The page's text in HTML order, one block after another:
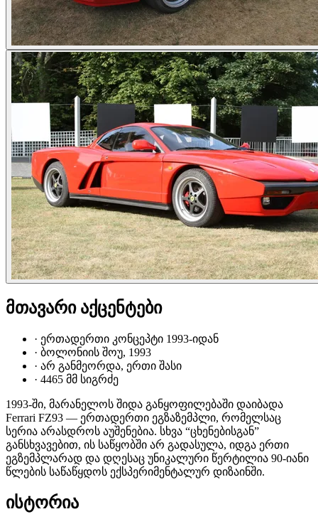
მთავარი აქცენტები
· ერთადერთი კონცეპტი 1993-იდან
· ბოლონიის შოუ, 1993
· არ განმეორდა, ერთი შასი
· 4465 მმ სიგრძე
1993-ში, მარანელოს შიდა განყოფილებაში დაიბადა
Ferrari FZ93 — ერთადერთი ეგზაზემპლი, რომელსაც
სერია არასდროს აუშენებია. სხვა “ცხენებისგან”
განსხვავებით, ის საწყობში არ გადასულა, იდგა ერთი
ეგზემპლარად და დღესაც უნიკალური წერტილია 90-იანი
წლების საწაწყდოს ექსპერიმენტალურ დიზაინში.
ისტორია